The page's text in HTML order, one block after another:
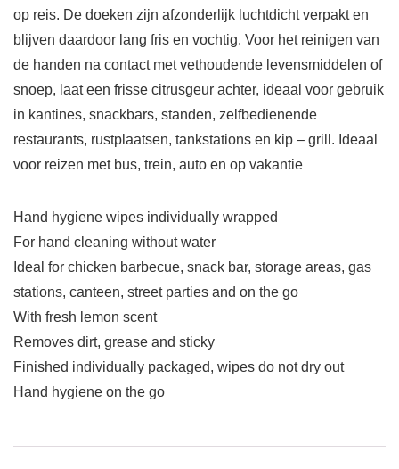
op reis. De doeken zijn afzonderlijk luchtdicht verpakt en
blijven daardoor lang fris en vochtig. Voor het reinigen van
de handen na contact met vethoudende levensmiddelen of
snoep, laat een frisse citrusgeur achter, ideaal voor gebruik
in kantines, snackbars, standen, zelfbedienende
restaurants, rustplaatsen, tankstations en kip – grill. Ideaal
voor reizen met bus, trein, auto en op vakantie
Hand hygiene wipes individually wrapped
For hand cleaning without water
Ideal for chicken barbecue, snack bar, storage areas, gas
stations, canteen, street parties and on the go
With fresh lemon scent
Removes dirt, grease and sticky
Finished individually packaged, wipes do not dry out
Hand hygiene on the go